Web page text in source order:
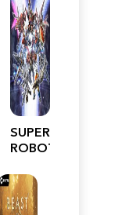
SUPER
ROBOT
Y